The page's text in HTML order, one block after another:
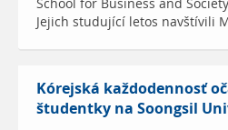
School for Business and
Jejich studující letos navštívili
Kórejská každodennosť
študentky na Soongsil